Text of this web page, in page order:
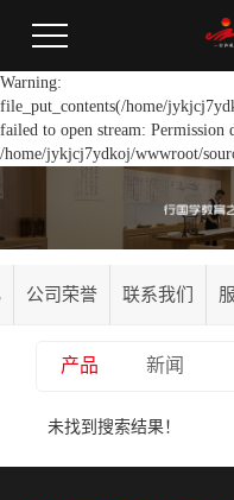
Warning:
file_put_contents(/home/
failed to open stream: Permission
/home/jykjcj7ydkoj/wwwroot/
公司荣誉 联系我们
产品 新闻
未找到搜索结果！